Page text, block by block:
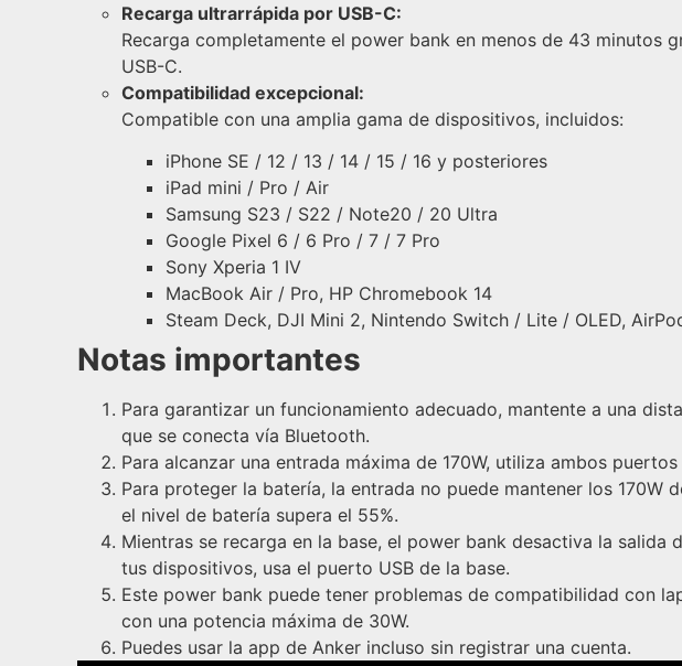
Recarga ultrarrápida por USB-C:
Recarga completamente el power bank en menos de 43 minutos
USB-C.
Compatibilidad excepcional:
Compatible con una amplia gama de dispositivos, incluidos:
iPhone SE / 12 / 13 / 14 / 15 / 16 y posteriores
iPad mini / Pro / Air
Samsung S23 / S22 / Note20 / 20 Ultra
Google Pixel 6 / 6 Pro / 7 / 7 Pro
Sony Xperia 1 IV
MacBook Air / Pro, HP Chromebook 14
Steam Deck, DJI Mini 2, Nintendo Switch / Lite / OLED,
Notas importantes
Para garantizar un funcionamiento adecuado, mantente a una
que se conecta vía Bluetooth.
Para alcanzar una entrada máxima de 170W, utiliza ambos
Para proteger la batería, la entrada no puede mantener los
el nivel de batería supera el 55%.
Mientras se recarga en la base, el power bank desactiva la
tus dispositivos, usa el puerto USB de la base.
Este power bank puede tener problemas de compatibilidad con
con una potencia máxima de 30W.
Puedes usar la app de Anker incluso sin registrar una cuenta.